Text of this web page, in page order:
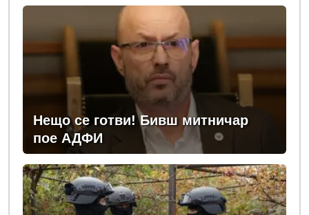
Нещо се готви! Бивш митничар
пое АДФИ